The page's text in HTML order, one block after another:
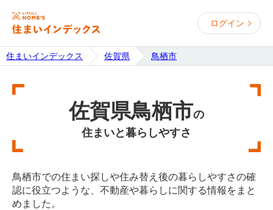
ログイン
住まいインデックス 佐賀県 鳥栖市
佐賀県鳥栖市の
住まいと暮らしやすさ
鳥栖市での住まい探しや住み替え後の暮らしやすさの確
認に役立つような、不動産や暮らしに関する情報をまと
めました。